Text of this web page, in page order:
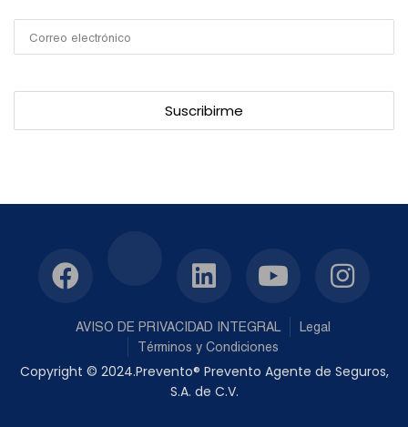
AVISO DE PRIVACIDAD INTEGRAL
Legal
Términos y Condiciones
Copyright © 2024.Prevento® Prevento Agente de Seguros,
S.A. de C.V.